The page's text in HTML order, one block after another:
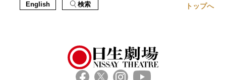
English 検索 トップへ